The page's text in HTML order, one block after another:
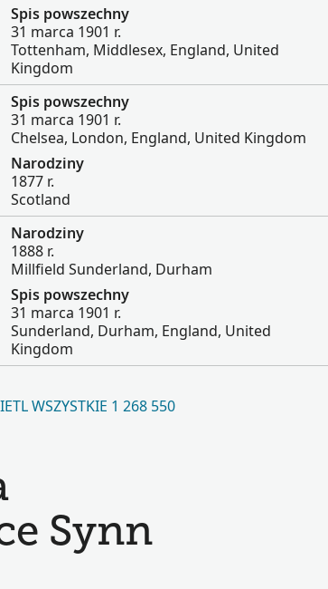
Spis powszechny
31 marca 1901 r.
Tottenham, Middlesex, England, United
Kingdom
Spis powszechny
31 marca 1901 r.
Chelsea, London, England, United Kingdom
Narodziny
1877 r.
Scotland
Narodziny
1888 r.
Millfield Sunderland, Durham
Spis powszechny
31 marca 1901 r.
Sunderland, Durham, England, United
Kingdom
WSZYSTKIE 1 268 550
Synn